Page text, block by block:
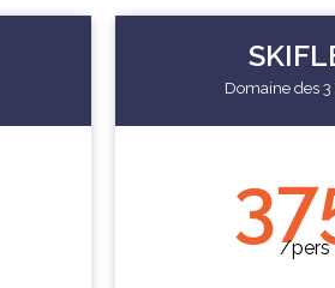
Domaine des 3
/pers